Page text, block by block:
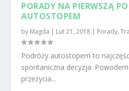
PORADY NA PIERWSZĄ
AUTOSTOPEM
by Magda | Lut 21, 2018 | Porady,
Podróży autostopem to
spontaniczna decyzja.
przeżycia...